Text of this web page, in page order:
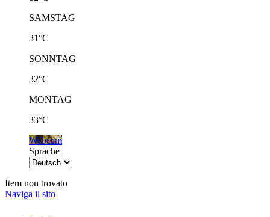
SAMSTAG
31°C
SONNTAG
32°C
MONTAG
33°C
Webcam
Sprache
Item non trovato
Naviga il sito